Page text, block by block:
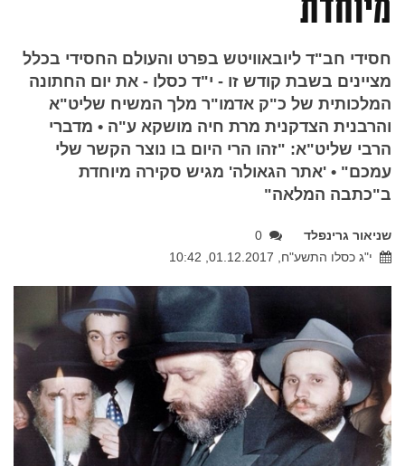
מיוחדת
חסידי חב"ד ליובאוויטש בפרט והעולם החסידי בכלל
מציינים בשבת קודש זו - י"ד כסלו - את יום החתונה
המלכותית של כ"ק אדמו"ר מלך המשיח שליט"א
והרבנית הצדקנית מרת חיה מושקא ע"ה • מדברי
הרבי שליט"א: "זהו הרי היום בו נוצר הקשר שלי
עמכם" • 'אתר הגאולה' מגיש סקירה מיוחדת
ב"כתבה המלאה"
שניאור גרינפלד
0
י"ג כסלו התשע"ח, 01.12.2017, 10:42